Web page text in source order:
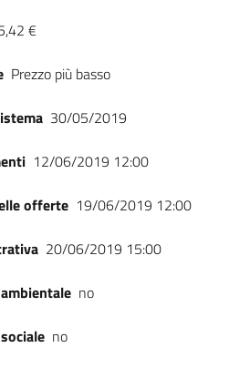
€
Prezzo più basso
30/05/2019
12/06/2019 12:00
offerte 19/06/2019 12:00
20/06/2019 15:00
no
no